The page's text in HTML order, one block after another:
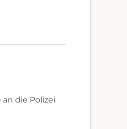
die Polizei